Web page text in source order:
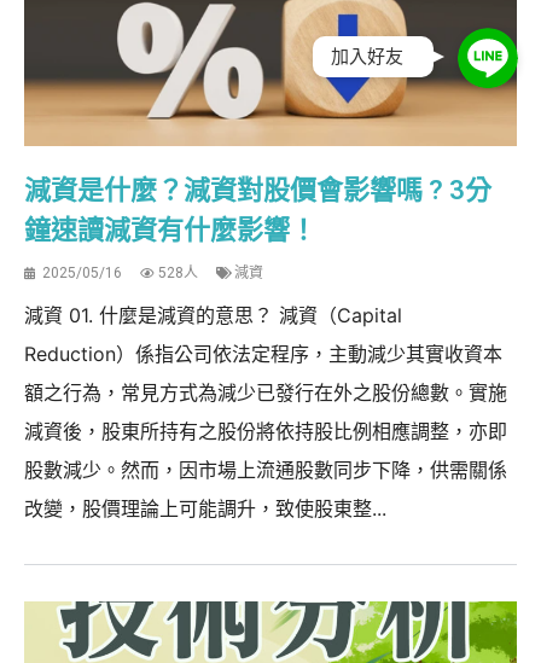
減資是什麼？減資對股價會影響嗎 ? 3分
鐘速讀減資有什麼影響！
2025/05/16 528人 減資
減資 01. 什麼是減資的意思？ 減資（Capital
Reduction）係指公司依法定程序，主動減少其實收資本
額之行為，常見方式為減少已發行在外之股份總數。實施
減資後，股東所持有之股份將依持股比例相應調整，亦即
股數減少。然而，因市場上流通股數同步下降，供需關係
改變，股價理論上可能調升，致使股東整...
加入好友